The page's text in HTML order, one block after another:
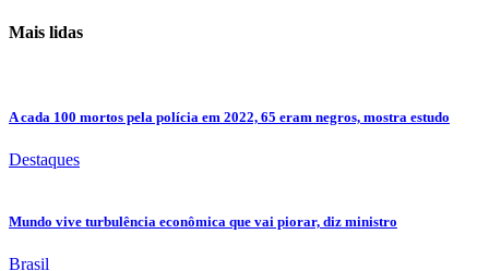
Mais lidas
A cada 100 mortos pela polícia em 2022, 65 eram negros, mostra estudo
Destaques
Mundo vive turbulência econômica que vai piorar, diz ministro
Brasil